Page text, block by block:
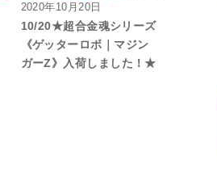
2020年10月20日
10/20★超合金魂シリーズ
《ゲッターロボ｜マジン
ガーZ》入荷しました！★